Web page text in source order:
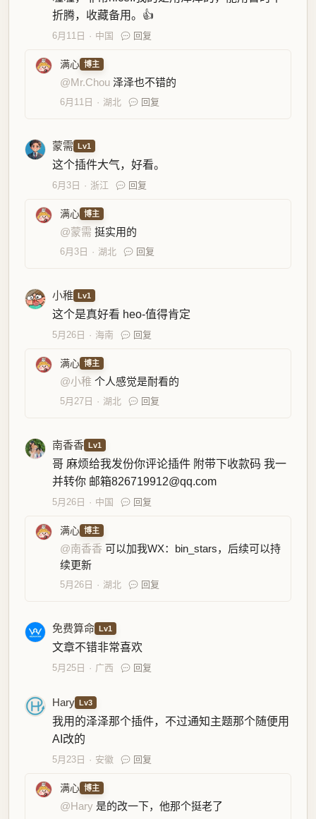
折腾，收藏备用。👍
6月11日 中国 回复
满心 博主
@Mr.Chou 泽泽也不错的
6月11日 湖北 回复
蒙需 Lv1
这个插件大气，好看。
6月3日 浙江 回复
满心 博主
@蒙需 挺实用的
6月3日 湖北 回复
小稚 Lv1
这个是真好看 heo-值得肯定
5月26日 海南 回复
满心 博主
@小稚 个人感觉是耐看的
5月27日 湖北 回复
南香香 Lv1
哥 麻烦给我发份你评论插件 附带下收款码 我一
并转你 邮箱826719912@qq.com
5月26日 中国 回复
满心 博主
@南香香 可以加我WX：bin_stars，后续可以持
续更新
5月26日 湖北 回复
免费算命 Lv1
文章不错非常喜欢
5月25日 广西 回复
Hary Lv3
我用的泽泽那个插件，不过通知主题那个随便用
AI改的
5月23日 安徽 回复
满心 博主
@Hary 是的改一下，他那个挺老了